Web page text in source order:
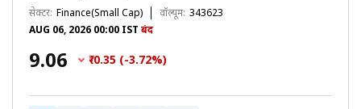
सेक्टर: Finance(Small Cap) वॉल्यूम: 343623
AUG 06, 2026 00:00 IST बंद
₹9.06 ₹-0.35 (-3.72%)